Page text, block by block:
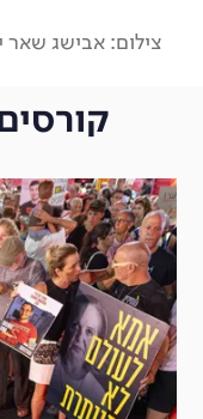
צילום: אבישג שאר